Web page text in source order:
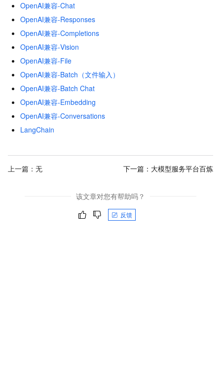
OpenAI兼容-Chat
OpenAI兼容-Responses
OpenAI兼容-Completions
OpenAI兼容-Vision
OpenAI兼容-File
OpenAI兼容-Batch（文件输入）
OpenAI兼容-Batch Chat
OpenAI兼容-Embedding
OpenAI兼容-Conversations
LangChain
上一篇：无 下一篇： 大模型服务平台百炼
该文章对您有帮助吗？
反馈